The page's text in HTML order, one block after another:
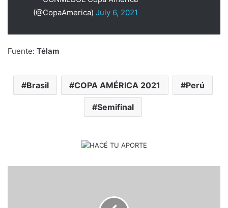
(@CopaAmerica) July 6, 2021
Fuente: Télam
Brasil COPA AMÉRICA 2021 Perú
Semifinal